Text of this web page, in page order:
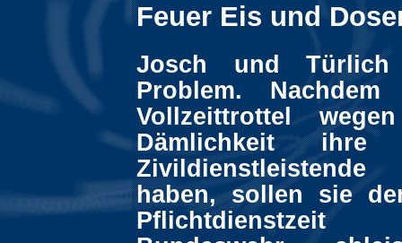
Feuer Eis und
Josch und
Problem.
Vollzeittrottel
Dämlichkeit
haben, sollen sie